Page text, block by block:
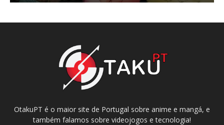
OtakuPT é o maior site de Portugal sobre anime e mangá, e
também falamos sobre videojogos e tecnologia!